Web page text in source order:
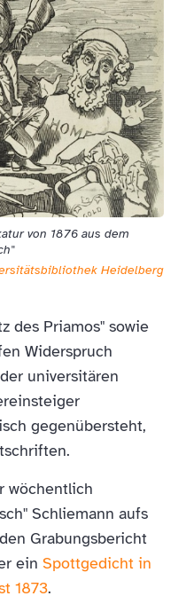
Heidelberg
von 1876 aus dem
des Priamos" sowie
Widerspruch
universitären
gegenübersteht,
wöchentlich
Schliemann aufs
Grabungsbericht
ein Spottgedicht in
1873.